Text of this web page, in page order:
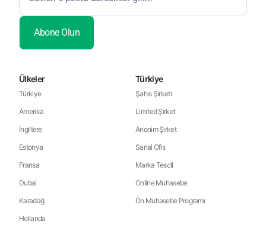
Ülkeler
Türkiye
Amerika
İngiltere
Estonya
Fransa
Dubai
Karadağ
Hollanda
Türkiye
Şahıs Şirketi
Limited Şirket
Anonim Şirket
Sanal Ofis
Marka Tescil
Online Muhasebe
Ön Muhasebe Programı